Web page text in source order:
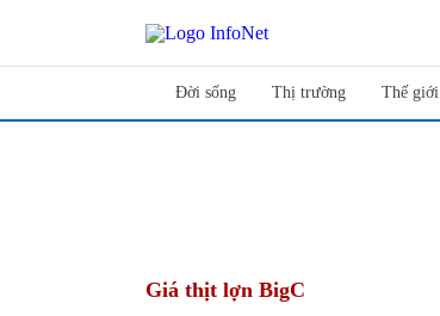
Đời sống Thị trường Thế giới
Giá thịt lợn BigC